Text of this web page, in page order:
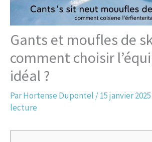
Gants et moufles de
comment choisir
idéal ?
ParHortense Dupontel /15 janvier 2025
lecture